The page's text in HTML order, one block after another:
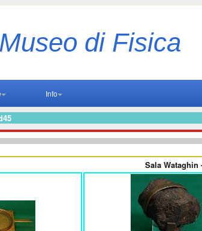
Museo di Fisica
Info
Sala